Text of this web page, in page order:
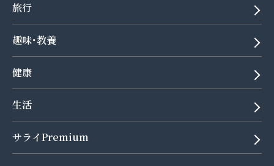
旅行
趣味･教養
健康
生活
サライPremium